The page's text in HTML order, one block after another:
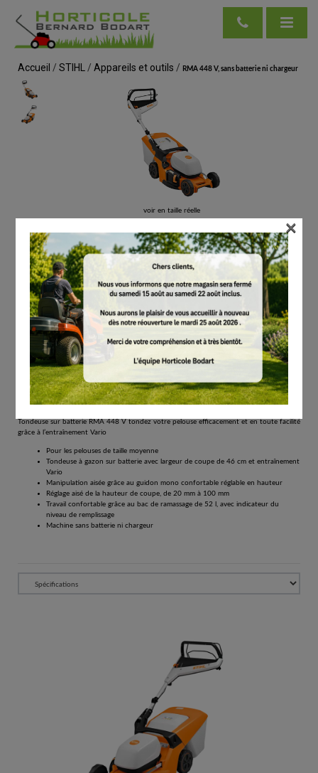
Accueil / STIHL/ Appareils et outils / RMA 448 V, sans batterie ni chargeur
voir en taille réelle
STIHL
RMA 448 V, sans batterie ni chargeur
# WA410111400
Tondeuses à gazon
829.00
Éco-participation incluse.
Tous les prix comprennent la TVA de 21%.
Réserver
Tondeuse sur batterie RMA 448 V tondez votre pelouse efficacement et en toute facilité
grâce à l’entraînement Vario
Pour les pelouses de taille moyenne
Tondeuse à gazon sur batterie avec largeur de coupe de 46 cm et entraînement
Vario
Manipulation aisée grâce au guidon mono confortable réglable en hauteur
Réglage aisé de la hauteur de coupe, de 20 mm à 100 mm
Travail confortable grâce au bac de ramassage de 52 l, avec indicateur du
niveau de remplissage
Machine sans batterie ni chargeur
×